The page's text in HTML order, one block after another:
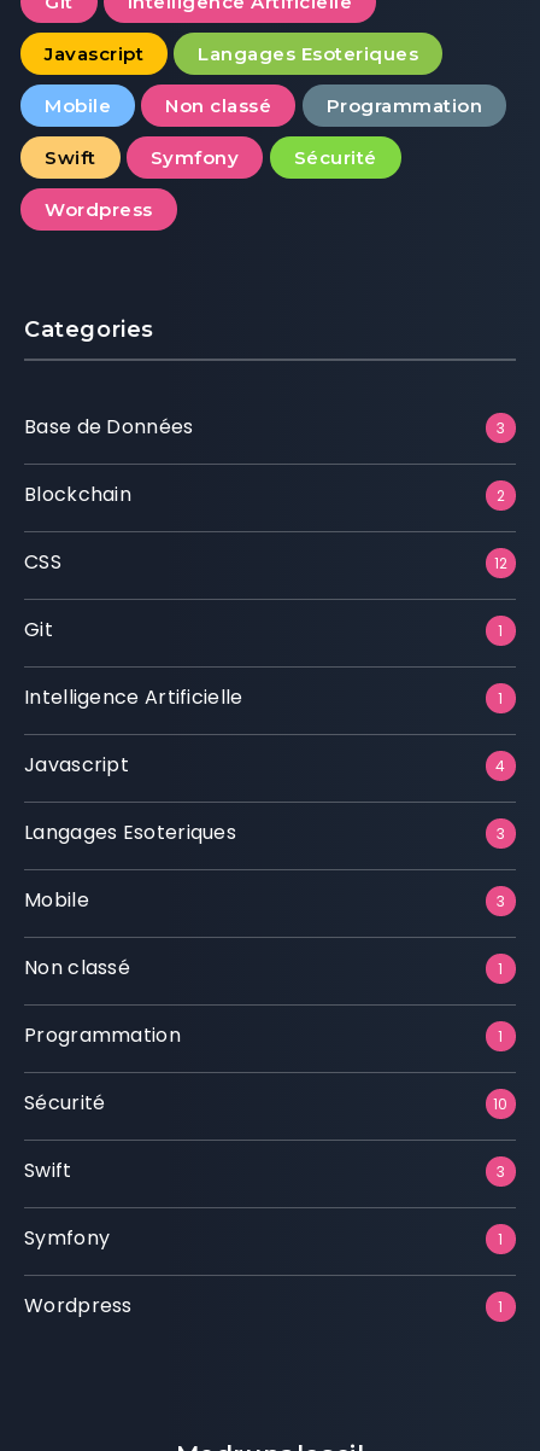
Javascript Langages Esoteriques
Mobile Non classé Programmation
Swift Symfony Sécurité
Wordpress
Categories
Base de Données 3
Blockchain 2
CSS 12
Git 1
Intelligence Artificielle 1
Javascript 4
Langages Esoteriques 3
Mobile 3
Non classé 1
Programmation 1
Sécurité 10
Swift 3
Symfony 1
Wordpress 1